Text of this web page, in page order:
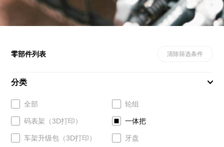
零部件列表 清除筛选条件
分类
全部 轮组
码表架（3D打印） 一体把
车架升级包（3D打印） 牙盘